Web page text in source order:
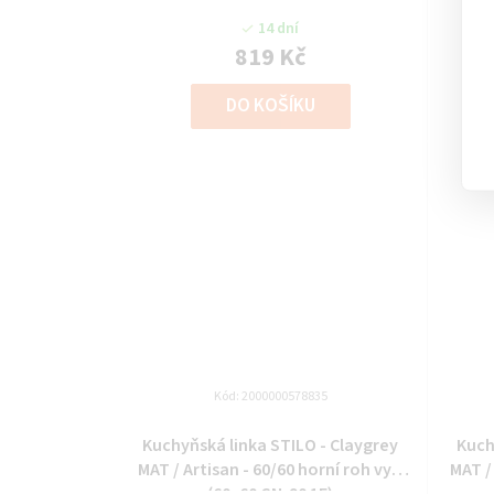
14 dní
819 Kč
DO KOŠÍKU
Kuchyňská linka STILO - Claygrey
MAT / Artisan - 60/60 horní roh vys.
Kód: 2000000578835
MAT